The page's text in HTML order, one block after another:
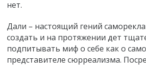
нет.
Дали – настоящий гений
создать и на протяжении дет
подпитывать миф о себе как о
представителе сюрреализма.